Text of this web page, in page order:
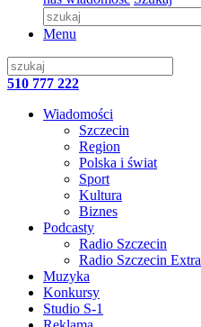
Menu
510 777 222
Wiadomości
Szczecin
Region
Polska i świat
Sport
Kultura
Biznes
Podcasty
Radio Szczecin
Radio Szczecin Extra
Muzyka
Konkursy
Studio S-1